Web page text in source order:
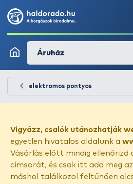
Áruház
elektromos pontyos
Vigyázz, csalók utánozhatják
egyetlen hivatalos oldalunk a
Vásárlás előtt mindig ellenőrizd
címsorát, és csak itt add meg
máshol találkozol feltűnően